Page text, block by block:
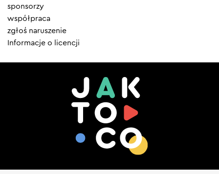
sponsorzy
współpraca
zgłoś naruszenie
Informacje o licencji